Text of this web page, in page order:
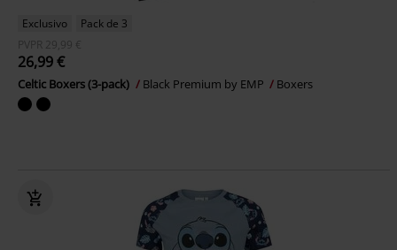
Exclusivo
Pack de 3
PVPR 29,99 €
26,99 €
Celtic Boxers (3-pack) Black Premium by EMP Boxers